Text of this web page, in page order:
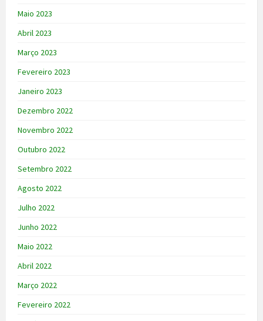
Maio 2023
Abril 2023
Março 2023
Fevereiro 2023
Janeiro 2023
Dezembro 2022
Novembro 2022
Outubro 2022
Setembro 2022
Agosto 2022
Julho 2022
Junho 2022
Maio 2022
Abril 2022
Março 2022
Fevereiro 2022